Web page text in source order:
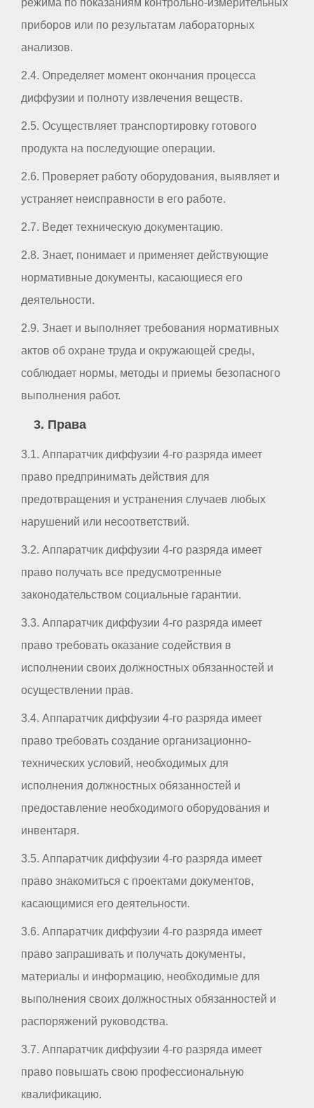
приборов или по результатам лабораторных
анализов.
2.4. Определяет момент окончания процесса
диффузии и полноту извлечения веществ.
2.5. Осуществляет транспортировку готового
продукта на последующие операции.
2.6. Проверяет работу оборудования, выявляет и
устраняет неисправности в его работе.
2.7. Ведет техническую документацию.
2.8. Знает, понимает и применяет действующие
нормативные документы, касающиеся его
деятельности.
2.9. Знает и выполняет требования нормативных
актов об охране труда и окружающей среды,
соблюдает нормы, методы и приемы безопасного
выполнения работ.
3. Права
3.1. Аппаратчик диффузии 4-го разряда имеет
право предпринимать действия для
предотвращения и устранения случаев любых
нарушений или несоответствий.
3.2. Аппаратчик диффузии 4-го разряда имеет
право получать все предусмотренные
законодательством социальные гарантии.
3.3. Аппаратчик диффузии 4-го разряда имеет
право требовать оказание содействия в
исполнении своих должностных обязанностей и
осуществлении прав.
3.4. Аппаратчик диффузии 4-го разряда имеет
право требовать создание организационно-
технических условий, необходимых для
исполнения должностных обязанностей и
предоставление необходимого оборудования и
инвентаря.
3.5. Аппаратчик диффузии 4-го разряда имеет
право знакомиться с проектами документов,
касающимися его деятельности.
3.6. Аппаратчик диффузии 4-го разряда имеет
право запрашивать и получать документы,
материалы и информацию, необходимые для
выполнения своих должностных обязанностей и
распоряжений руководства.
3.7. Аппаратчик диффузии 4-го разряда имеет
право повышать свою профессиональную
квалификацию.